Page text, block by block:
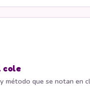
cole
método que se notan en